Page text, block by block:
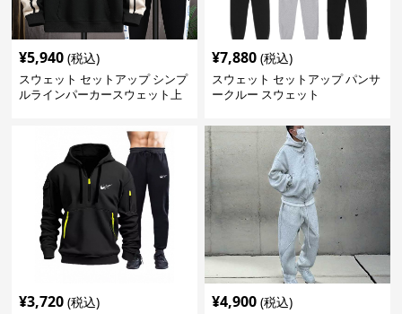
¥5,940 (税込)
スウェット セットアップ シンプ
ルラインパーカースウェット上
¥7,880 (税込)
スウェット セットアップ パンサ
ークルー スウェット
¥3,720 (税込) ¥4,900 (税込)